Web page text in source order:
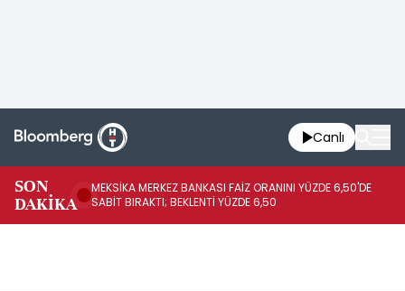
Canlı
SON
DAKİKA
MEKSİKA MERKEZ BANKASI FAİZ ORANINI YÜZDE 6,50'DE
SABİT BIRAKTI; BEKLENTİ YÜZDE 6,50